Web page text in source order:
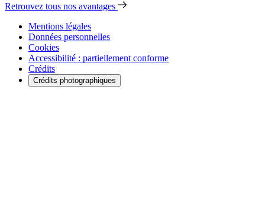
Retrouvez tous nos avantages
Mentions légales
Données personnelles
Cookies
Accessibilité : partiellement conforme
Crédits
Crédits photographiques